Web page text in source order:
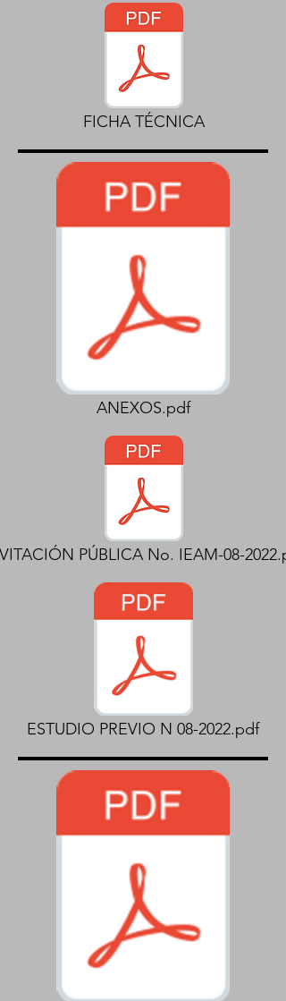
FICHA TÉCNICA
ANEXOS.pdf
PÚBLICA No. IEAM-08-
ESTUDIO PREVIO N 08-2022.pdf